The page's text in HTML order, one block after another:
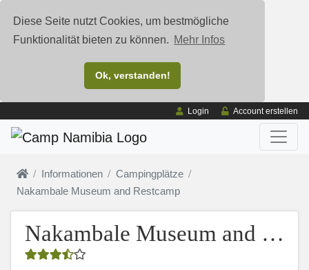
Diese Seite nutzt Cookies, um bestmögliche
Funktionalität bieten zu können. Mehr Infos
Ok, verstanden!
Login Account erstellen
Informationen
Campingplätze
Nakambale Museum and Restcamp
Nakambale Museum and Restcamp